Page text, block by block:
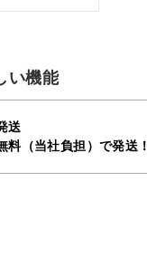
い機能
送
料（当社負担）で発送！